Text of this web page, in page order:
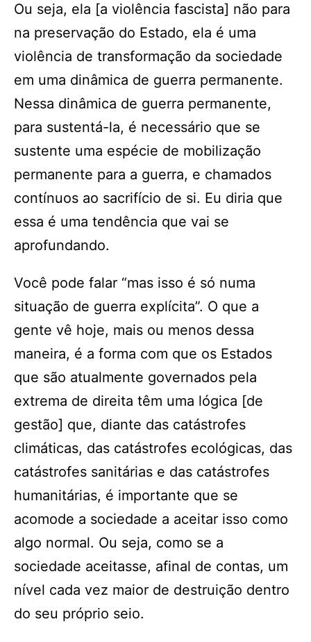
Ou seja, ela [a violência fascista] não para
na preservação do Estado, ela é uma
violência de transformação da sociedade
em uma dinâmica de guerra permanente.
Nessa dinâmica de guerra permanente,
para sustentá-la, é necessário que se
sustente uma espécie de mobilização
permanente para a guerra, e chamados
contínuos ao sacrifício de si. Eu diria que
essa é uma tendência que vai se
aprofundando.
Você pode falar “mas isso é só numa
situação de guerra explícita”. O que a
gente vê hoje, mais ou menos dessa
maneira, é a forma com que os Estados
que são atualmente governados pela
extrema de direita têm uma lógica [de
gestão] que, diante das catástrofes
climáticas, das catástrofes ecológicas, das
catástrofes sanitárias e das catástrofes
humanitárias, é importante que se
acomode a sociedade a aceitar isso como
algo normal. Ou seja, como se a
sociedade aceitasse, afinal de contas, um
nível cada vez maior de destruição dentro
do seu próprio seio.